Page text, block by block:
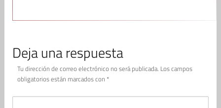
Deja una respuesta
Tu dirección de correo electrónico no será publicada. Los campos
obligatorios están marcados con *